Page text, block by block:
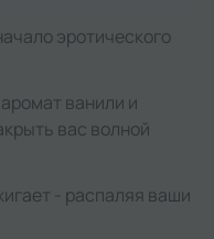
эротического
ванили и
вас волной
- распаляя ваши